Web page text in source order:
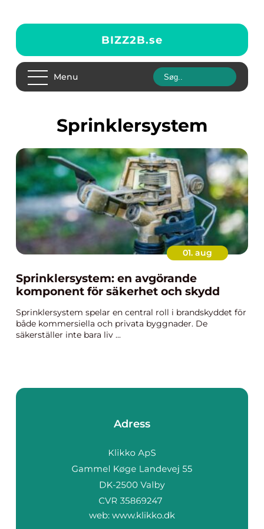
BIZZ2B.se
Menu
sprinklersystem
01. aug
Sprinklersystem: en avgörande
komponent för säkerhet och skydd
Sprinklersystem spelar en central roll i brandskyddet för
både kommersiella och privata byggnader. De
säkerställer inte bara liv ...
Adress
web: www.klikko.dk